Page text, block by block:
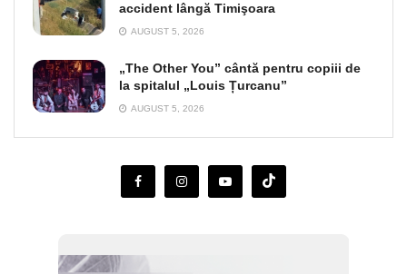
accident lângă Timişoara
AUGUST 5, 2026
„The Other You” cântă pentru copiii de
la spitalul „Louis Țurcanu”
AUGUST 5, 2026